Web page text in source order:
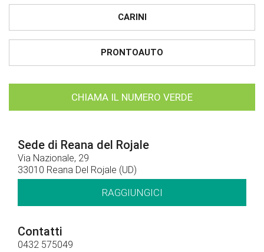
CARINI
PRONTOAUTO
CHIAMA IL NUMERO VERDE
Sede di Reana del Rojale
Via Nazionale, 29
33010 Reana Del Rojale (UD)
RAGGIUNGICI
Contatti
0432 575049